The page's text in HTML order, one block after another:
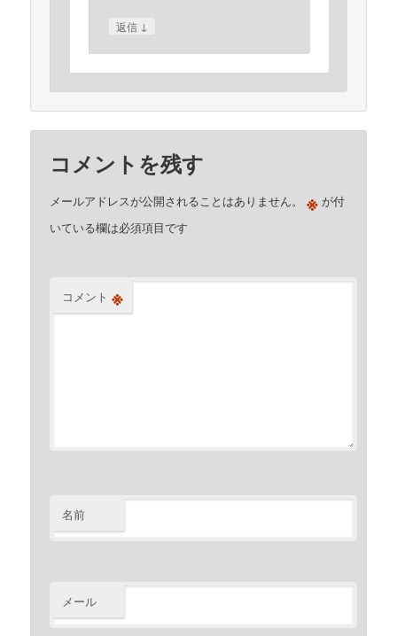
返信 ↓
コメントを残す
メールアドレスが公開されることはありません。 ※ が付
いている欄は必須項目です
コメント ※
名前
メール